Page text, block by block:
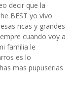
decir que la
BEST yo vivo
ricas y grandes
cuando voy a
familia le
es lo
mas pupuserias